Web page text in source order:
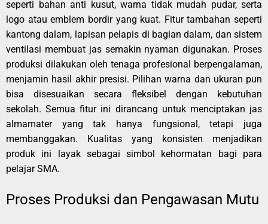
seperti bahan anti kusut, warna tidak mudah pudar, serta
logo atau emblem bordir yang kuat. Fitur tambahan seperti
kantong dalam, lapisan pelapis di bagian dalam, dan sistem
ventilasi membuat jas semakin nyaman digunakan. Proses
produksi dilakukan oleh tenaga profesional berpengalaman,
menjamin hasil akhir presisi. Pilihan warna dan ukuran pun
bisa disesuaikan secara fleksibel dengan kebutuhan
sekolah. Semua fitur ini dirancang untuk menciptakan jas
almamater yang tak hanya fungsional, tetapi juga
membanggakan. Kualitas yang konsisten menjadikan
produk ini layak sebagai simbol kehormatan bagi para
pelajar SMA.
Proses Produksi dan Pengawasan Mutu